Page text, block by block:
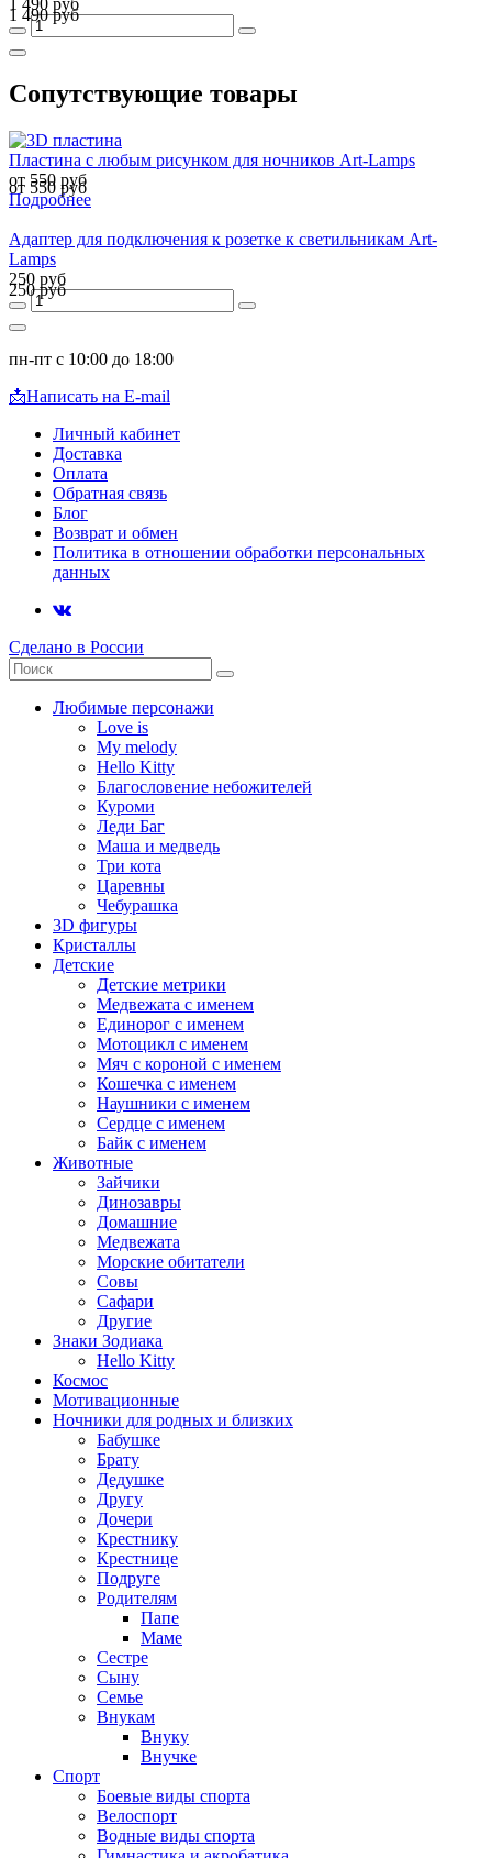
1 490 руб
Сопутствующие товары
Пластина с любым рисунком для ночников Art-Lamps
от 550 руб
от 550 руб
Подробнее
Адаптер для подключения к розетке к светильникам Art-
Lamps
250 руб
250 руб
пн-пт с 10:00 до 18:00
📩Написать на E-mail
Личный кабинет
Доставка
Оплата
Обратная связь
Блог
Возврат и обмен
Политика в отношении обработки персональных
данных
Сделано в России
Любимые персонажи
Love is
My melody
Hello Kitty
Благословение небожителей
Куроми
Леди Баг
Маша и медведь
Три кота
Царевны
Чебурашка
3D фигуры
Кристаллы
Детские
Детские метрики
Медвежата с именем
Единорог с именем
Мотоцикл с именем
Мяч с короной с именем
Кошечка с именем
Наушники с именем
Сердце с именем
Байк с именем
Животные
Зайчики
Динозавры
Домашние
Медвежата
Морские обитатели
Совы
Сафари
Другие
Знаки Зодиака
Hello Kitty
Космос
Мотивационные
Ночники для родных и близких
Бабушке
Брату
Дедушке
Другу
Дочери
Крестнику
Крестнице
Подруге
Родителям
Папе
Маме
Сестре
Сыну
Семье
Внукам
Внуку
Внучке
Спорт
Боевые виды спорта
Велоспорт
Водные виды спорта